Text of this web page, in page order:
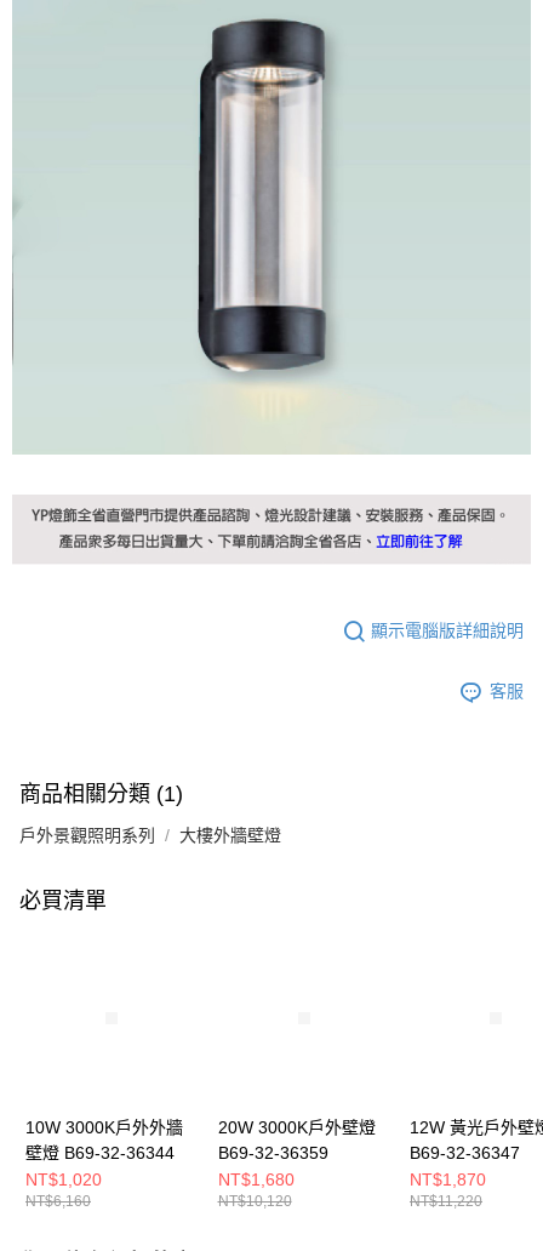
顯示電腦版詳細說明
客服
商品相關分類 (1)
戶外景觀照明系列 大樓外牆壁燈
必買清單
10W 3000K戶外外牆
壁燈 B69-32-36344
NT$1,020
NT$6,160
20W 3000K戶外壁燈
B69-32-36359
NT$1,680
NT$10,120
12W 黃光戶外壁
B69-32-36347
NT$1,870
NT$11,220